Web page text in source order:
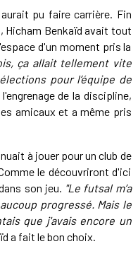
pu faire carrière. Fin
Hicham Benkaïd avait tout
d'un moment pris la
ça allait tellement vite
pour l’équipe de
de la discipline,
amicaux et a même pris
à jouer pour un club de
le découvriront d'ici
son jeu. "Le futsal m’a
progressé. Mais le
que j'avais encore un
a fait le bon choix.